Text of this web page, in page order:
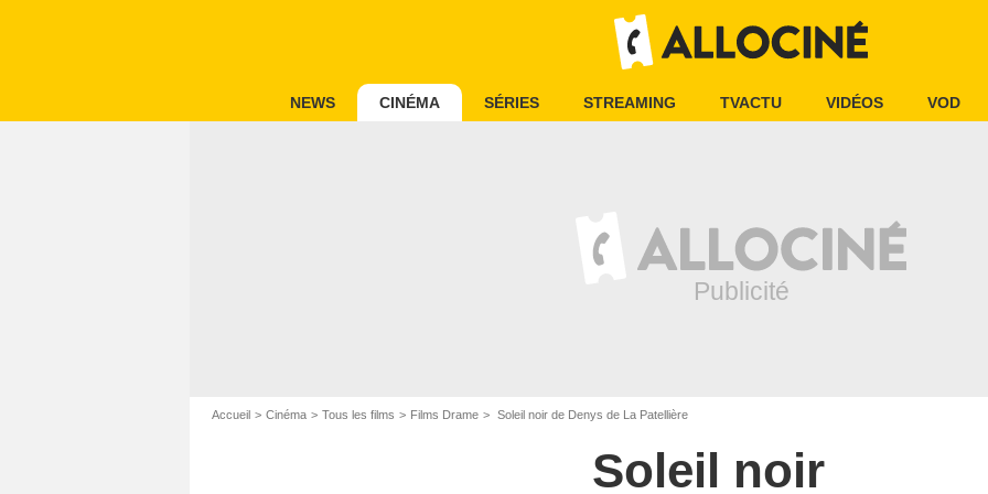
NEWS CINÉMA SÉRIES STREAMING TVACTU VIDÉOS VOD
Accueil Cinéma Tous les films Films Drame Soleil noir de Denys de La Patellière
Soleil noir